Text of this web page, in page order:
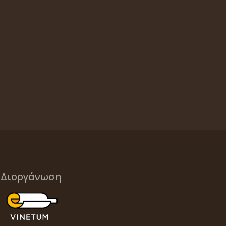
Διοργάνωση